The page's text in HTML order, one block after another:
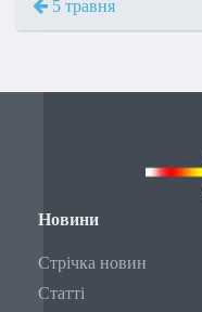
5 травня
Новини
Стрічка новин
Статті